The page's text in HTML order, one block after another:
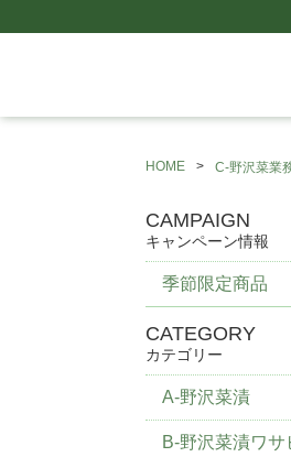
HOME C-野沢菜業
CAMPAIGN
キャンペーン情報
季節限定商品
CATEGORY
カテゴリー
A-野沢菜漬
B-野沢菜漬ワサ